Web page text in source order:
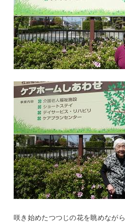
咲き始めたつつじの花を眺めながら